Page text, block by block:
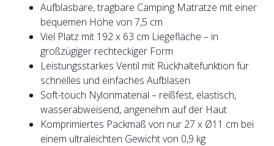
Aufblasbare, tragbare Camping Matratze mit einer
bequemen Höhe von 7,5 cm
Viel Platz mit 192 x 63 cm Liegefläche – in
großzügiger rechteckiger Form
Leistungsstarkes Ventil mit Rückhaltefunktion für
schnelles und einfaches Aufblasen
Soft-touch Nylonmaterial – reißfest, elastisch,
wasserabweisend, angenehm auf der Haut
Komprimiertes Packmaß von nur 27 x Ø11 cm bei
einem ultraleichten Gewicht von 0,9 kg